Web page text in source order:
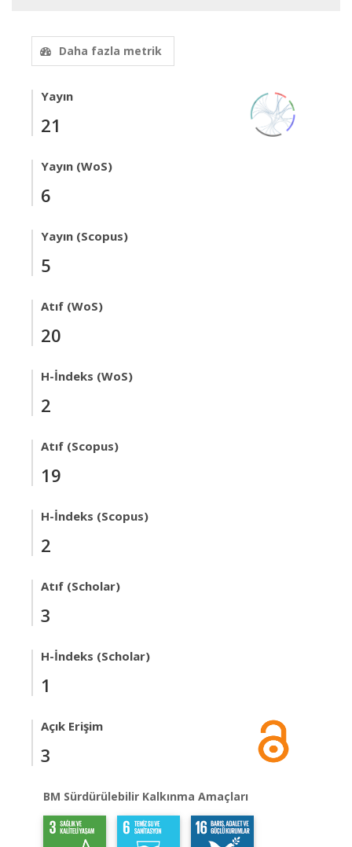
Daha fazla metrik
Yayın
21
Yayın (WoS)
6
Yayın (Scopus)
5
Atıf (WoS)
20
H-İndeks (WoS)
2
Atıf (Scopus)
19
H-İndeks (Scopus)
2
Atıf (Scholar)
3
H-İndeks (Scholar)
1
Açık Erişim
3
BM Sürdürülebilir Kalkınma Amaçları